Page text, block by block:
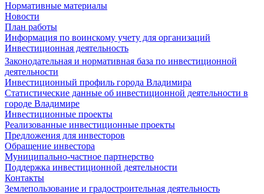
Нормативные материалы
Новости
План работы
Информация по воинскому учету для организаций
Инвестиционная деятельность
Законодательная и нормативная база по инвестиционной
деятельности
Инвестиционный профиль города Владимира
Статистические данные об инвестиционной деятельности в
городе Владимире
Инвестиционные проекты
Реализованные инвестиционные проекты
Предложения для инвесторов
Обращение инвестора
Муниципально-частное партнерство
Поддержка инвестиционной деятельности
Контакты
Землепользование и градостроительная деятельность